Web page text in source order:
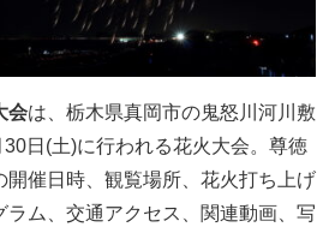
会は、栃木県真岡市の鬼怒川河川敷
日(土)に行われる花火大会。尊徳
開催日時、観覧場所、花火打ち上げ
ラム、交通アクセス、関連動画、写